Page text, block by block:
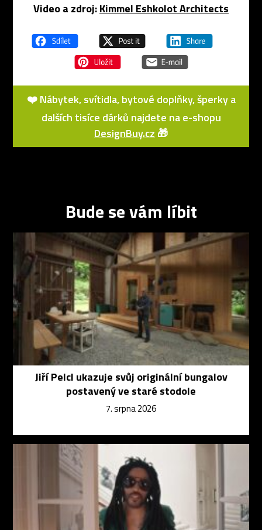
Video a zdroj:Kimmel Eshkolot Architects
❤️ Nábytek, svítidla, bytové doplňky, šperky a
dalších tisíce dárků najdete na e-shopu
DesignBuy.cz 🎁
Bude se vám líbit
Jiří Pelcl ukazuje svůj originální bungalov
postavený ve staré stodole
7. srpna 2026